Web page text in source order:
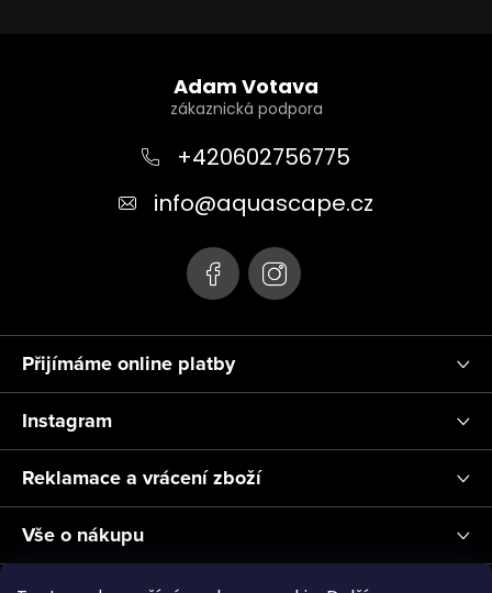
Přijímáme online platby
Adam Votava
+420602756775
info@aquascape.cz
Instagram
Reklamace a vrácení zboží
Vše o nákupu